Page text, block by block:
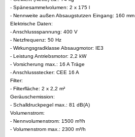
- Spänesammelvolumen: 2 x 175 l
- Nennweite außen Absaugstutzen Eingang: 160 mm
Elektrische Daten:
- Anschlussspannung: 400 V
- Netzfrequenz: 50 Hz
- Wirkungsgradklasse Absaugmotor: IE3
- Leistung Antriebsmotor: 2,2 kW
- Vorsicherung max.: 16 A Träge
- Anschlussstecker: CEE 16 A
Filter:
- Filterfläche: 2 x 2,2 m²
Geräuschemission:
- Schalldruckpegel max.: 81 dB(A)
Volumenstrom:
- Nennvolumenstrom: 1500 m³/h
- Volumenstrom max.: 2300 m³/h